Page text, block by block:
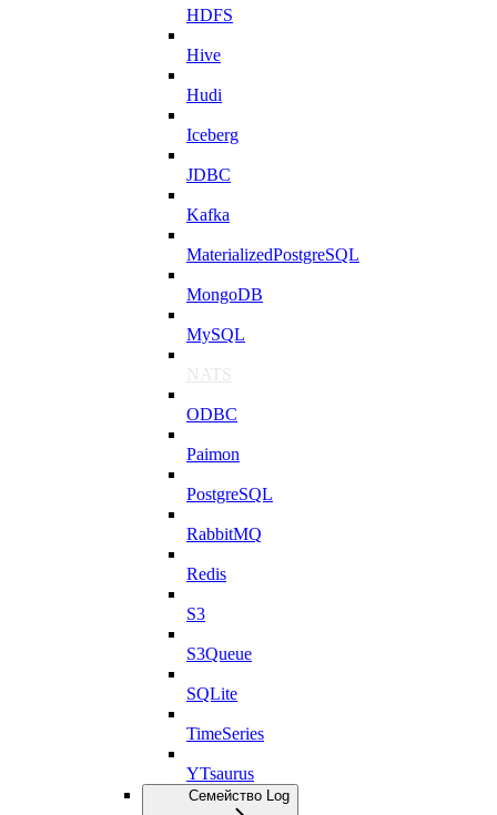
HDFS
Hive
Hudi
Iceberg
JDBC
Kafka
MaterializedPostgreSQL
MongoDB
MySQL
NATS
ODBC
Paimon
PostgreSQL
RabbitMQ
Redis
S3
S3Queue
SQLite
TimeSeries
YTsaurus
Семейство Log